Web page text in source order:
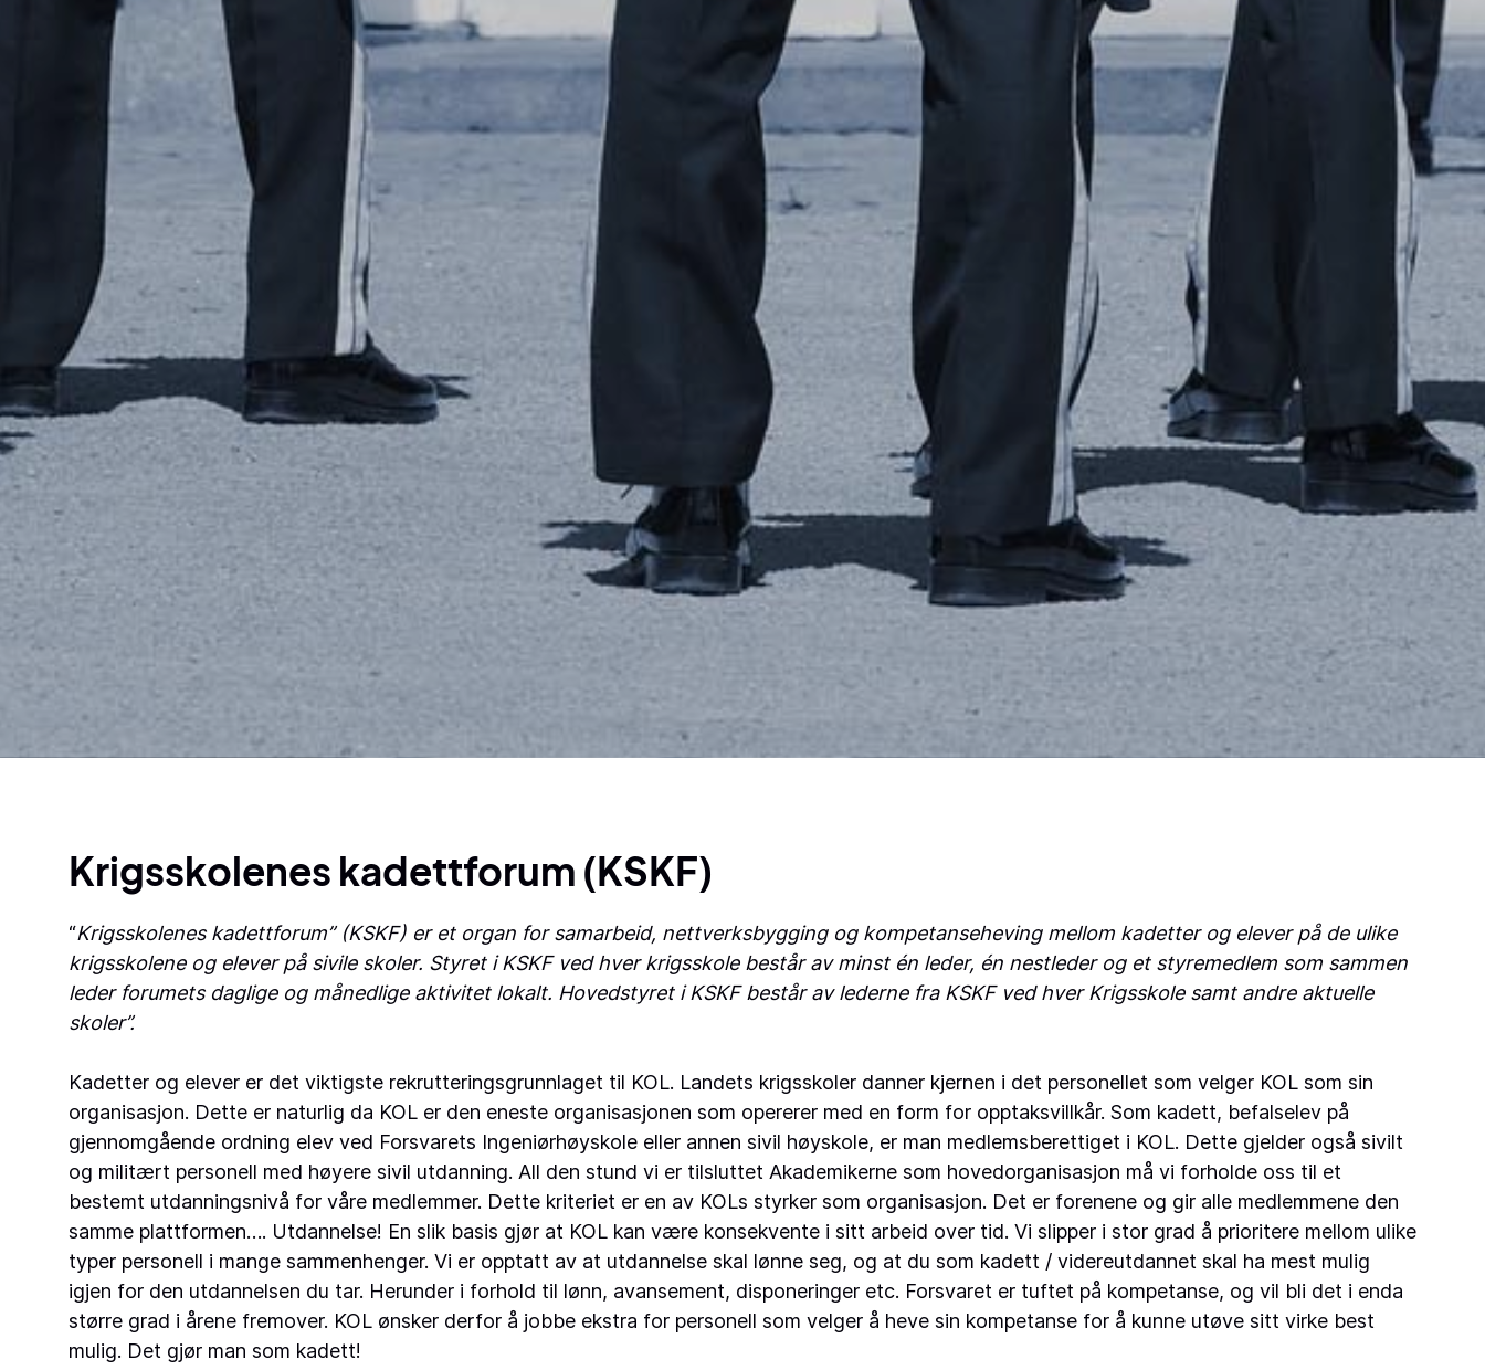
Krigsskolenes kadettforum (KSKF)
“Krigsskolenes kadettforum” (KSKF) er et organ for samarbeid, nettverksbygging og kompetanseheving mellom kadetter og elever på de ulike
krigsskolene og elever på sivile skoler. Styret i KSKF ved hver krigsskole består av minst én leder, én nestleder og et styremedlem som sammen
leder forumets daglige og månedlige aktivitet lokalt. Hovedstyret i KSKF består av lederne fra KSKF ved hver Krigsskole samt andre aktuelle
skoler”.
Kadetter og elever er det viktigste rekrutteringsgrunnlaget til KOL. Landets krigsskoler danner kjernen i det personellet som velger KOL som sin
organisasjon. Dette er naturlig da KOL er den eneste organisasjonen som opererer med en form for opptaksvillkår. Som kadett, befalselev på
gjennomgående ordning elev ved Forsvarets Ingeniørhøyskole eller annen sivil høyskole, er man medlemsberettiget i KOL. Dette gjelder også sivilt
og militært personell med høyere sivil utdanning. All den stund vi er tilsluttet Akademikerne som hovedorganisasjon må vi forholde oss til et
bestemt utdanningsnivå for våre medlemmer. Dette kriteriet er en av KOLs styrker som organisasjon. Det er forenene og gir alle medlemmene den
samme plattformen…. Utdannelse! En slik basis gjør at KOL kan være konsekvente i sitt arbeid over tid. Vi slipper i stor grad å prioritere mellom ulike
typer personell i mange sammenhenger. Vi er opptatt av at utdannelse skal lønne seg, og at du som kadett / videreutdannet skal ha mest mulig
igjen for den utdannelsen du tar. Herunder i forhold til lønn, avansement, disponeringer etc. Forsvaret er tuftet på kompetanse, og vil bli det i enda
større grad i årene fremover. KOL ønsker derfor å jobbe ekstra for personell som velger å heve sin kompetanse for å kunne utøve sitt virke best
mulig. Det gjør man som kadett!